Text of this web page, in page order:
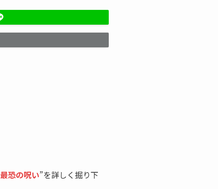
最恐の呪い”を詳しく掘り下